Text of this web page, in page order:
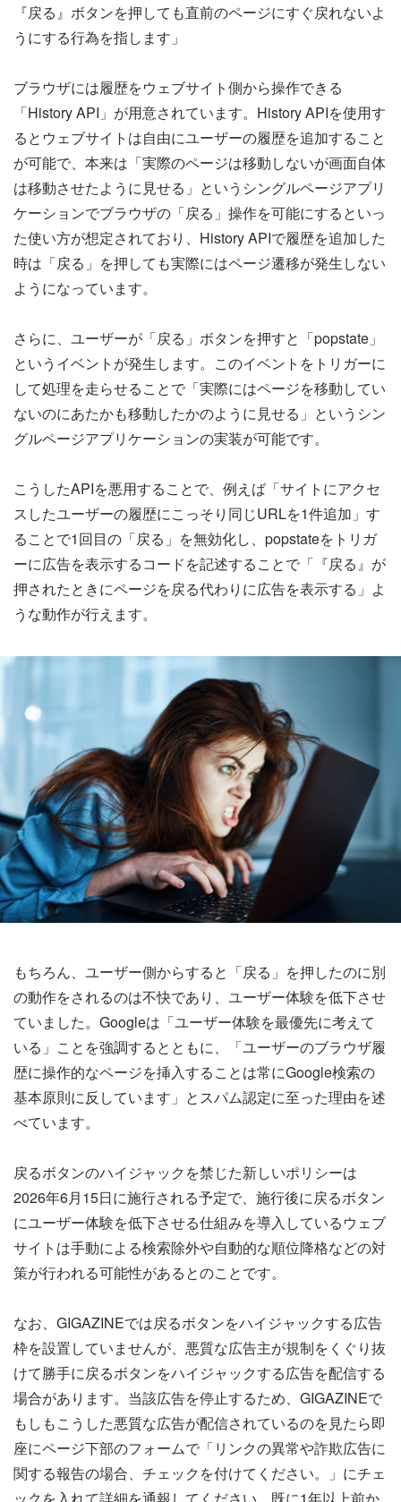
『戻る』ボタンを押しても直前のページにすぐ戻れないよ
うにする行為を指します」
ブラウザには履歴をウェブサイト側から操作できる
「History API」が用意されています。History APIを使用す
るとウェブサイトは自由にユーザーの履歴を追加すること
が可能で、本来は「実際のページは移動しないが画面自体
は移動させたように見せる」というシングルページアプリ
ケーションでブラウザの「戻る」操作を可能にするといっ
た使い方が想定されており、History APIで履歴を追加した
時は「戻る」を押しても実際にはページ遷移が発生しない
ようになっています。
さらに、ユーザーが「戻る」ボタンを押すと「popstate」
というイベントが発生します。このイベントをトリガーに
して処理を走らせることで「実際にはページを移動してい
ないのにあたかも移動したかのように見せる」というシン
グルページアプリケーションの実装が可能です。
こうしたAPIを悪用することで、例えば「サイトにアクセ
スしたユーザーの履歴にこっそり同じURLを1件追加」す
ることで1回目の「戻る」を無効化し、popstateをトリガ
ーに広告を表示するコードを記述することで「『戻る』が
押されたときにページを戻る代わりに広告を表示する」よ
うな動作が行えます。
もちろん、ユーザー側からすると「戻る」を押したのに別
の動作をされるのは不快であり、ユーザー体験を低下させ
ていました。Googleは「ユーザー体験を最優先に考えて
いる」ことを強調するとともに、「ユーザーのブラウザ履
歴に操作的なページを挿入することは常にGoogle検索の
基本原則に反しています」とスパム認定に至った理由を述
べています。
戻るボタンのハイジャックを禁じた新しいポリシーは
2026年6月15日に施行される予定で、施行後に戻るボタン
にユーザー体験を低下させる仕組みを導入しているウェブ
サイトは手動による検索除外や自動的な順位降格などの対
策が行われる可能性があるとのことです。
なお、GIGAZINEでは戻るボタンをハイジャックする広告
枠を設置していませんが、悪質な広告主が規制をくぐり抜
けて勝手に戻るボタンをハイジャックする広告を配信する
場合があります。当該広告を停止するため、GIGAZINEで
もしもこうした悪質な広告が配信されているのを見たら即
座にページ下部のフォームで「リンクの異常や詐欺広告に
関する報告の場合、チェックを付けてください。」にチェ